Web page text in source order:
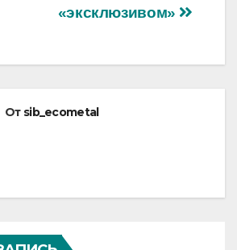
«эксклюзивом»
От sib_ecometal